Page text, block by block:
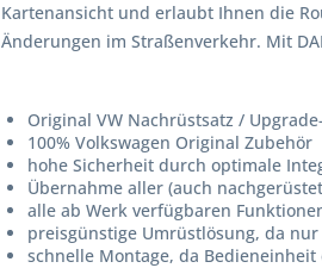
Kartenansicht und erlaubt Ihnen die
Änderungen im Straßenverkehr. Mit
Original VW Nachrüstsatz /
100% Volkswagen Original Zubehör
hohe Sicherheit durch optimale
Übernahme aller (auch
alle ab Werk verfügbaren
preisgünstige Umrüstlösung, da
schnelle Montage, da